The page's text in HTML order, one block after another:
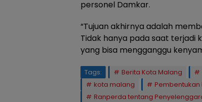
personel Damkar.
“Tujuan akhirnya adalah
Tidak hanya pada saat terjadi
yang bisa mengganggu
Tags: Berita Kota Malang
kota malang
Pembentukan
Ranperda tentang